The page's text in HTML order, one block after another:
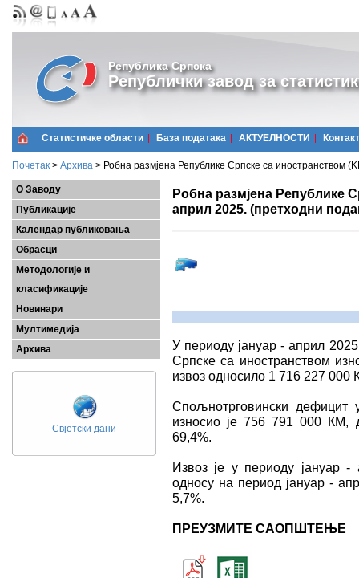
Република Српска
Републички завод за
Статистичке области Базa података АКТУЕЛНОСТИ Контакт
Почетак > Архива > Робна размјена Републике Српске са иностранством
О Заводу
Публикације
Календар публиковања
Обрасци
Методологије и
класификације
Новинари
Мултимедија
Архива
Свјетски дани
Робна размјена Републике
април 2025. (претходни
У периоду јануар - април
Српске са иностранством
извоз односило 1 716 227
Спољнотрговински дефицит
износио је 756 791 000 КМ,
69,4%.
Извоз је у периоду јануар
односу на период јануар -
5,7%.
ПРЕУЗМИТЕ САОПШТЕЊЕ